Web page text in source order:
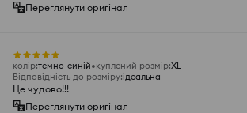
Переглянути оригінал
колір:темно-синій куплений розмір:XL
Відповідність до розміру:ідеальна
Це чудово!!!
Переглянути оригінал